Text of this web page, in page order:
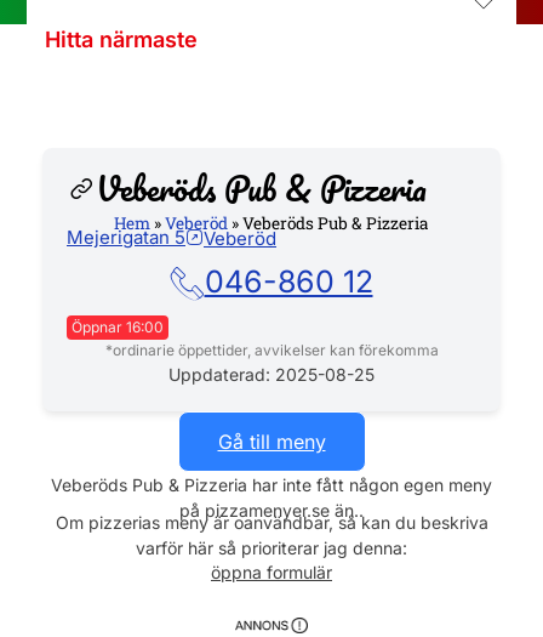
Hitta närmaste
Veberöds Pub & Pizzeria
Hem »Veberöd »Veberöds Pub & Pizzeria
Mejerigatan 5 Veberöd
046-860 12
Öppnar 16:00
Måndag
Stängt
Onsdag
16:00 - 22:00
Torsdag
16:00 - 22:00
Fredag
15:00 - 22:00
Lördag
15:00 - 22:00
Söndag
15:00 - 21:00
*ordinarie öppettider, avvikelser kan förekomma
Uppdaterad: 2025-08-25
Gå till meny
Veberöds Pub & Pizzeria har inte fått någon egen meny
på pizzamenyer.se än..
Om pizzerias meny är oanvändbar, så kan du beskriva
varför här så prioriterar jag denna:
öppna formulär